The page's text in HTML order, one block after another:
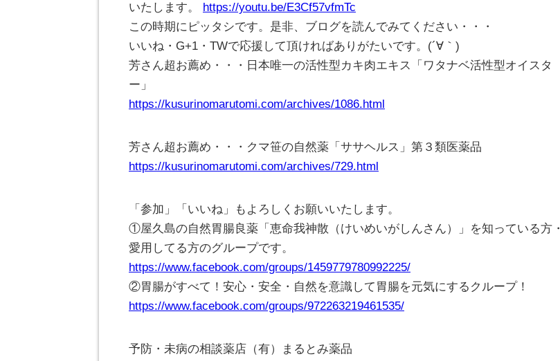
いたします。 https://youtu.be/E3Cf57vfmTc
この時期にピッタシです。是非、ブログを読んでみてください・・・
いいね・G+1・TWで応援して頂ければありがたいです。(´∀｀ )
芳さん超お薦め・・・日本唯一の活性型カキ肉エキス「ワタナベ活性型オイスタ
ー」
https://kusurinomarutomi.com/archives/1086.html
芳さん超お薦め・・・クマ笹の自然薬「ササヘルス」第３類医薬品
https://kusurinomarutomi.com/archives/729.html
「参加」「いいね」もよろしくお願いいたします。
①屋久島の自然胃腸良薬「恵命我神散（けいめいがしんさん）」を知っている方・
愛用してる方のグループです。
https://www.facebook.com/groups/1459779780992225/
②胃腸がすべて！安心・安全・自然を意識して胃腸を元気にするクループ！
https://www.facebook.com/groups/972263219461535/
予防・未病の相談薬店（有）まるとみ薬品